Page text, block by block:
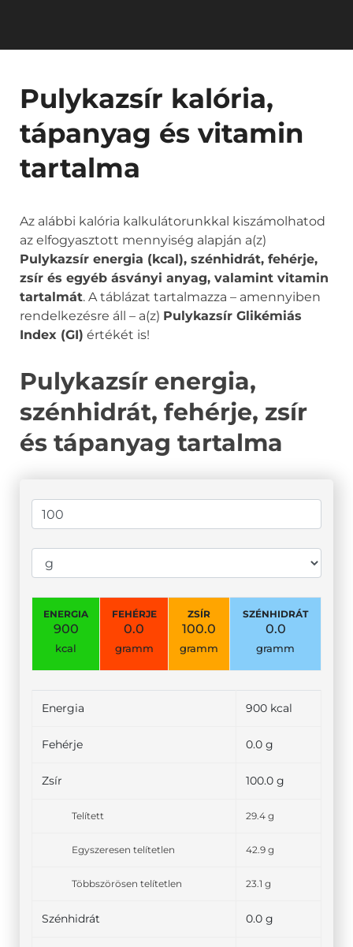
Pulykazsír kalória,
tápanyag és vitamin
tartalma
Az alábbi kalória kalkulátorunkkal kiszámolhatod
az elfogyasztott mennyiség alapján a(z)
Pulykazsír energia (kcal), szénhidrát, fehérje,
zsír és egyéb ásványi anyag, valamint vitamin
tartalmát. A táblázat tartalmazza – amennyiben
rendelkezésre áll – a(z) Pulykazsír Glikémiás
Index (GI) értékét is!
Pulykazsír energia,
szénhidrát, fehérje, zsír
és tápanyag tartalma
ENERGIA
900
kcal
FEHÉRJE
0.0
gramm
ZSÍR
100.0
gramm
SZÉNHIDRÁT
0.0
gramm
Energia 900 kcal
Fehérje 0.0 g
Zsír 100.0 g
Telített 29.4 g
Egyszeresen telítetlen 42.9 g
Többszörösen telítetlen 23.1 g
Szénhidrát 0.0 g